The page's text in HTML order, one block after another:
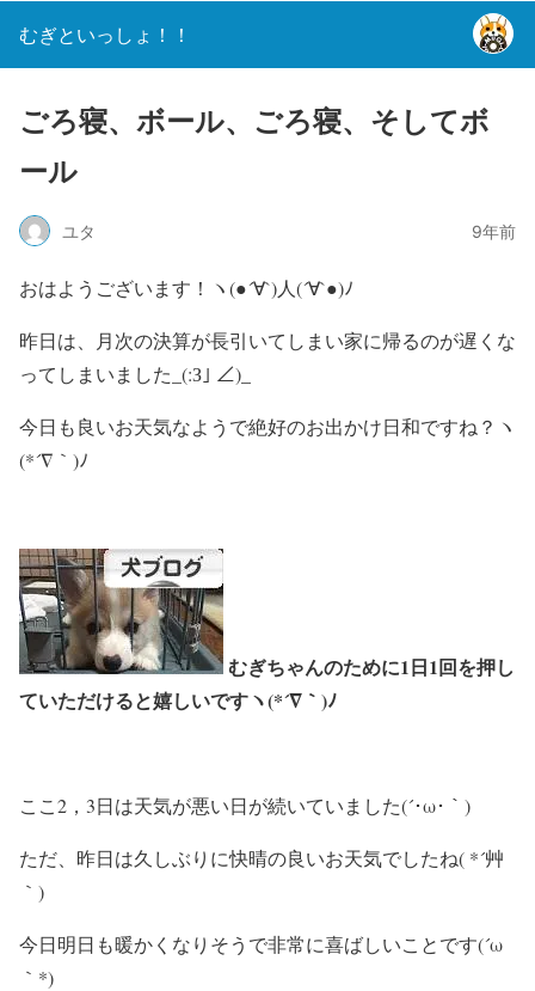
むぎといっしょ！！
ごろ寝、ボール、ごろ寝、そしてボ
ール
ユタ 9年前
おはようございます！ヽ(●´∀`)人(´∀`●)ﾉ
昨日は、月次の決算が長引いてしまい家に帰るのが遅くな
ってしまいました_(:З｣ ∠)_
今日も良いお天気なようで絶好のお出かけ日和ですね？ヽ
(*´∇｀)ﾉ
むぎちゃんのために1日1回を押し
ていただけると嬉しいですヽ(*´∇｀)ﾉ
ここ2，3日は天気が悪い日が続いていました(´･ω･｀)
ただ、昨日は久しぶりに快晴の良いお天気でしたね( *´艸
｀)
今日明日も暖かくなりそうで非常に喜ばしいことです(´ω
｀*)